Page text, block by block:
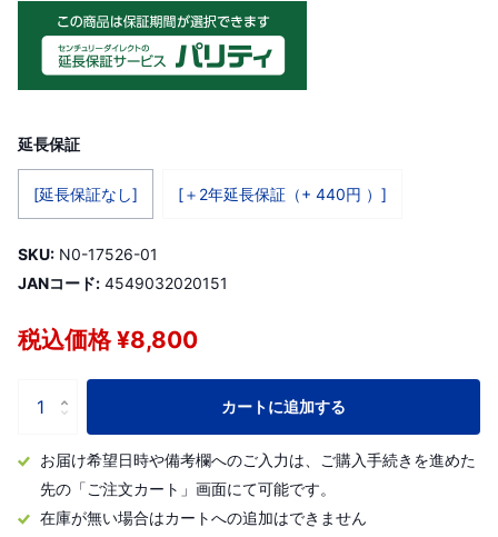
延長保証
[延長保証なし] [＋2年延長保証（+ 440円 ）]
SKU: N0-17526-01
JANコード: 4549032020151
税込価格 ¥8,800
カートに追加する
お届け希望日時や備考欄へのご入力は、ご購入手続きを進めた
先の「ご注文カート」画面にて可能です。
在庫が無い場合はカートへの追加はできません